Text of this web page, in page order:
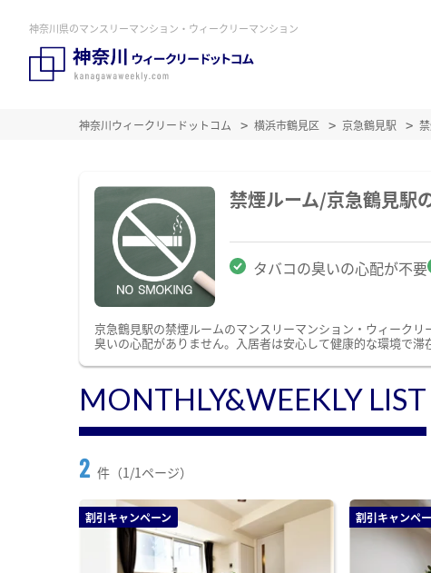
神奈川県のマンスリーマンション・ウィークリーマンション
神奈川ウィークリードットコム 横浜市鶴見区 京急鶴見駅
禁煙ルーム/京急鶴見駅
タバコの臭いの心配が不要
京急鶴見駅の禁煙ルームのマンスリーマンション・ウィーク
臭いの心配がありません。入居者は安心して健康的な環境で
MONTHLY&WEEKLY LIST
2 件（1/1ページ）
割引キャンペーン 割引キャンペ